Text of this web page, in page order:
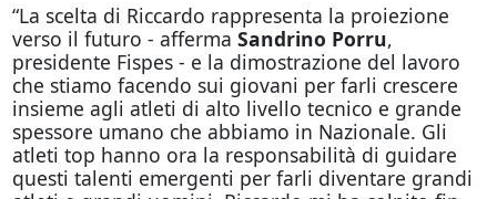
“La scelta di Riccardo rappresenta la proiezione
verso il futuro - afferma Sandrino Porru,
presidente Fispes - e la dimostrazione del lavoro
che stiamo facendo sui giovani per farli crescere
insieme agli atleti di alto livello tecnico e grande
spessore umano che abbiamo in Nazionale. Gli
atleti top hanno ora la responsabilità di guidare
questi talenti emergenti per farli diventare grandi